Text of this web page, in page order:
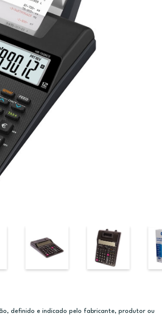
definido e indicado pelo fabricante, produtor ou